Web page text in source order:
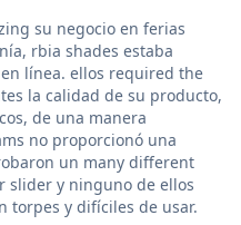
su negocio en ferias
rbia shades estaba
línea. ellos required the
la calidad de su producto,
de una manera
no proporcionó una
un many different
slider y ninguno de ellos
torpes y difíciles de usar.